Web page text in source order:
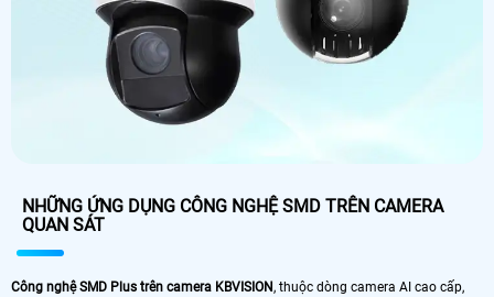
NHỮNG ỨNG DỤNG CÔNG NGHỆ SMD TRÊN CAMERA
QUAN SÁT
Công nghệ SMD Plus trên camera KBVISION, thuộc dòng camera AI cao cấp,